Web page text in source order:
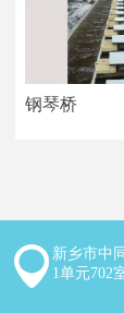
钢琴桥
新乡市中
1单元702